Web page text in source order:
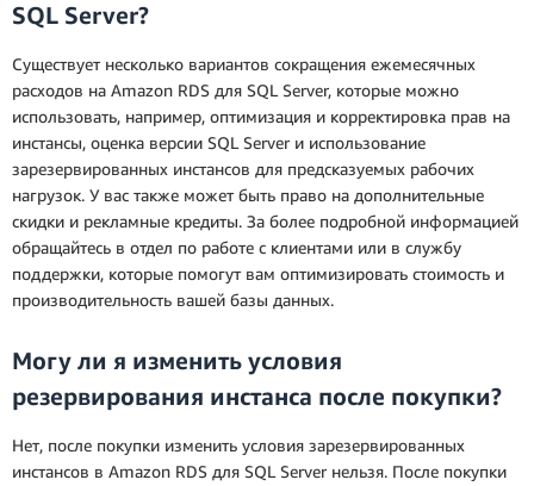
SQL Server?
Существует несколько вариантов сокращения ежемесячных
расходов на Amazon RDS для SQL Server, которые можно
использовать, например, оптимизация и корректировка прав на
инстансы, оценка версии SQL Server и использование
зарезервированных инстансов для предсказуемых рабочих
нагрузок. У вас также может быть право на дополнительные
скидки и рекламные кредиты. За более подробной информацией
обращайтесь в отдел по работе с клиентами или в службу
поддержки, которые помогут вам оптимизировать стоимость и
производительность вашей базы данных.
Могу ли я изменить условия
резервирования инстанса после покупки?
Нет, после покупки изменить условия зарезервированных
инстансов в Amazon RDS для SQL Server нельзя. После покупки